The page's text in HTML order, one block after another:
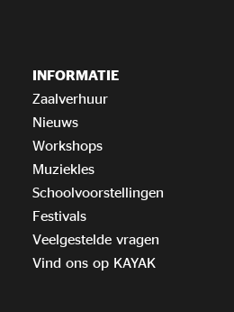
INFORMATIE
Zaalverhuur
Nieuws
Workshops
Muziekles
Schoolvoorstellingen
Festivals
Veelgestelde vragen
Vind ons op KAYAK